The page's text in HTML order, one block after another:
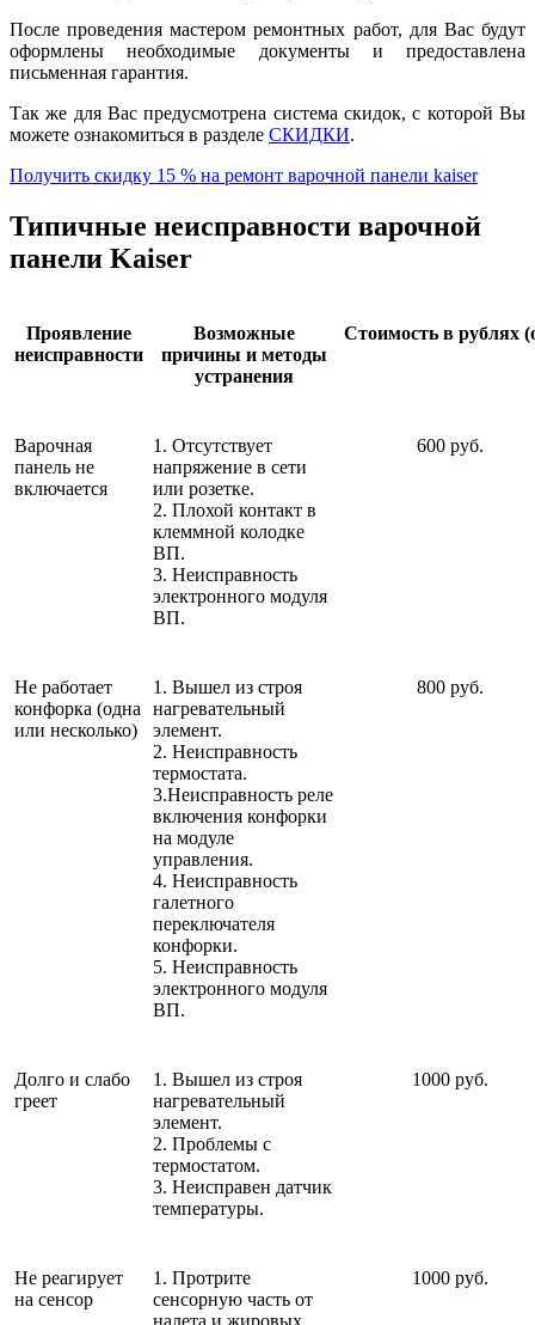
После проведения мастером ремонтных работ, для Вас будут
оформлены необходимые документы и предоставлена
письменная гарантия.
Так же для Вас предусмотрена система скидок, с которой Вы
можете ознакомиться в разделе СКИДКИ.
Получить скидку 15 % на ремонт варочной панели kaiser
Типичные неисправности варочной
панели Kaiser
Проявление
неисправности
Возможные
причины и методы
устранения
Стоимость в рублях
Варочная
панель не
включается
1. Отсутствует
напряжение в сети
или розетке.
2. Плохой контакт в
клеммной колодке
ВП.
3. Неисправность
электронного модуля
ВП.
600 руб.
Не работает
конфорка (одна
или несколько)
1. Вышел из строя
нагревательный
элемент.
2. Неисправность
термостата.
3.Неисправность реле
включения конфорки
на модуле
управления.
4. Неисправность
галетного
переключателя
конфорки.
5. Неисправность
электронного модуля
ВП.
800 руб.
Долго и слабо
греет
1. Вышел из строя
нагревательный
элемент.
2. Проблемы с
термостатом.
3. Неисправен датчик
температуры.
1000 руб.
Не реагирует
на сенсор
1. Протрите
сенсорную часть от
налета и жировых
1000 руб.